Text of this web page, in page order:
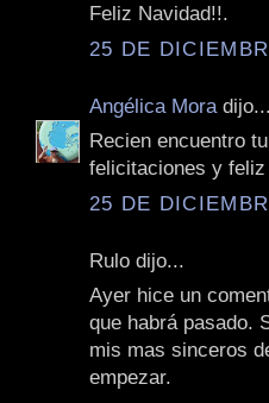
Feliz Navidad!!.
25 DE
Angélica Mora dijo...
Recien encuentro
felicitaciones y feliz
25 DE
Rulo dijo...
Ayer hice un
que habrá pasado.
mis mas sinceros
empezar.